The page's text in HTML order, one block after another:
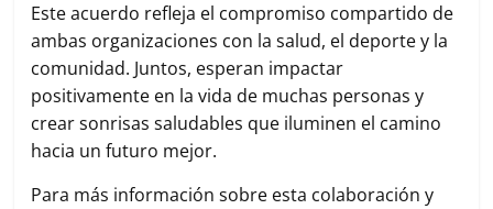
Este acuerdo refleja el compromiso compartido de
ambas organizaciones con la salud, el deporte y la
comunidad. Juntos, esperan impactar
positivamente en la vida de muchas personas y
crear sonrisas saludables que iluminen el camino
hacia un futuro mejor.
Para más información sobre esta colaboración y